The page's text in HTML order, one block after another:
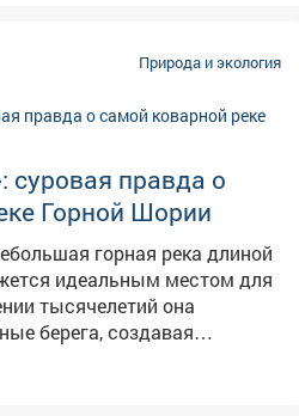
12 августа. Сейчас у
источника для
Горожане пользуются
платформой Минэкологии,
о режимах НМУ.
Природа и экология
правда о
Горной Шории
горная река длиной
идеальным местом для
тысячелетий она
берега, создавая
искусный скульптор,